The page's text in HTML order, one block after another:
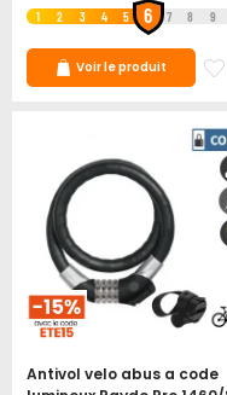
1 2 3 4 5 6 7 8 9
Voir le produit
Antivol velo abus a code